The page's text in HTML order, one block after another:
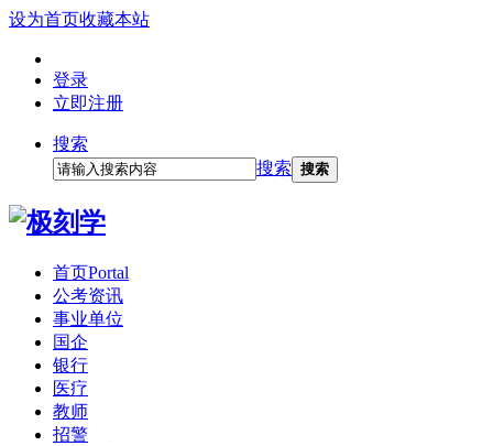
设为首页收藏本站
登录
立即注册
搜索
搜索 搜索
首页Portal
公考资讯
事业单位
国企
银行
医疗
教师
招警